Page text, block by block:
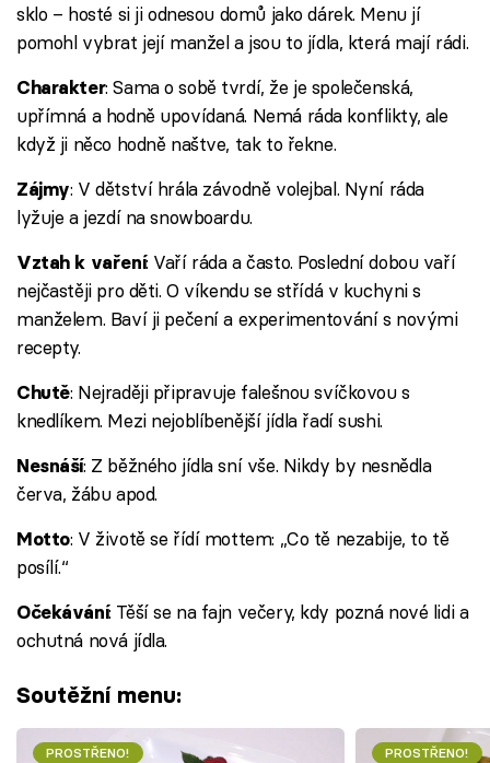
sklo – hosté si ji odnesou domů jako dárek. Menu jí
pomohl vybrat její manžel a jsou to jídla, která mají rádi.
Charakter: Sama o sobě tvrdí, že je společenská,
upřímná a hodně upovídaná. Nemá ráda konflikty, ale
když ji něco hodně naštve, tak to řekne.
Zájmy: V dětství hrála závodně volejbal. Nyní ráda
lyžuje a jezdí na snowboardu.
Vztah k vaření: Vaří ráda a často. Poslední dobou vaří
nejčastěji pro děti. O víkendu se střídá v kuchyni s
manželem. Baví ji pečení a experimentování s novými
recepty.
Chutě: Nejraději připravuje falešnou svíčkovou s
knedlíkem. Mezi nejoblíbenější jídla řadí sushi.
Nesnáší: Z běžného jídla sní vše. Nikdy by nesnědla
červa, žábu apod.
Motto: V životě se řídí mottem: „Co tě nezabije, to tě
posílí.“
Očekávání: Těší se na fajn večery, kdy pozná nové lidi a
ochutná nová jídla.
Soutěžní menu:
PROSTŘENO! PROSTŘENO!